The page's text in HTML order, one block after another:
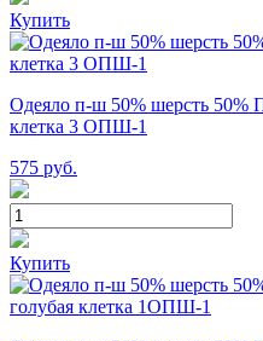
Купить
Одеяло п-ш 50% шерсть 50%
клетка 3 ОПШ-1
575 руб.
Купить